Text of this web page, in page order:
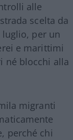
alle
scelta da
luglio, per un
e marittimi
né blocchi alla
migranti
perché chi